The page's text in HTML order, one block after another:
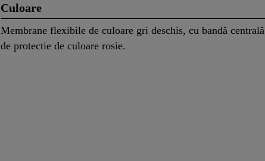
Culoare
Membrane flexibile de culoare gri deschis, cu bandă centrală
de protectie de culoare rosie.